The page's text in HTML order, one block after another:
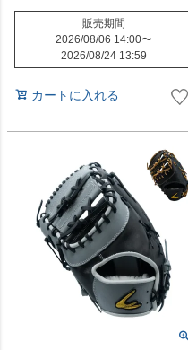
販売期間
2026/08/06 14:00〜
2026/08/24 13:59
カートに入れる